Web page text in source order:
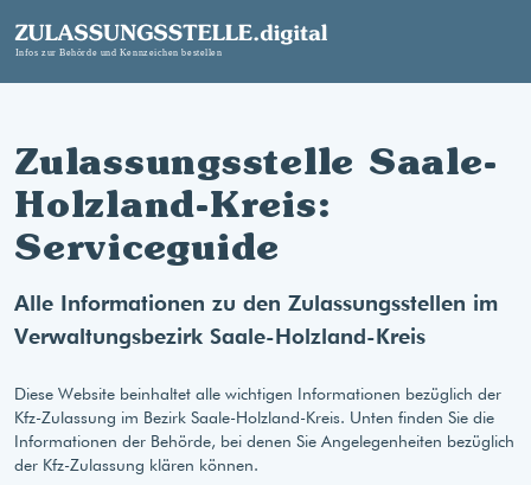
Zulassungsstelle Saale-
Holzland-Kreis:
Serviceguide
Alle Informationen zu den Zulassungsstellen im
Verwaltungsbezirk Saale-Holzland-Kreis
Diese Website beinhaltet alle wichtigen Informationen bezüglich der
Kfz-Zulassung im Bezirk Saale-Holzland-Kreis. Unten finden Sie die
Informationen der Behörde, bei denen Sie Angelegenheiten bezüglich
der Kfz-Zulassung klären können.